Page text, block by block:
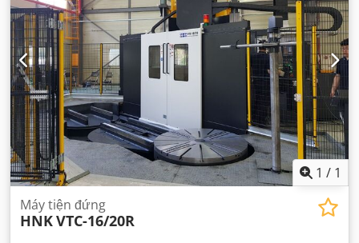
1 / 1
Máy tiện đứng
HNKVTC-16/20R